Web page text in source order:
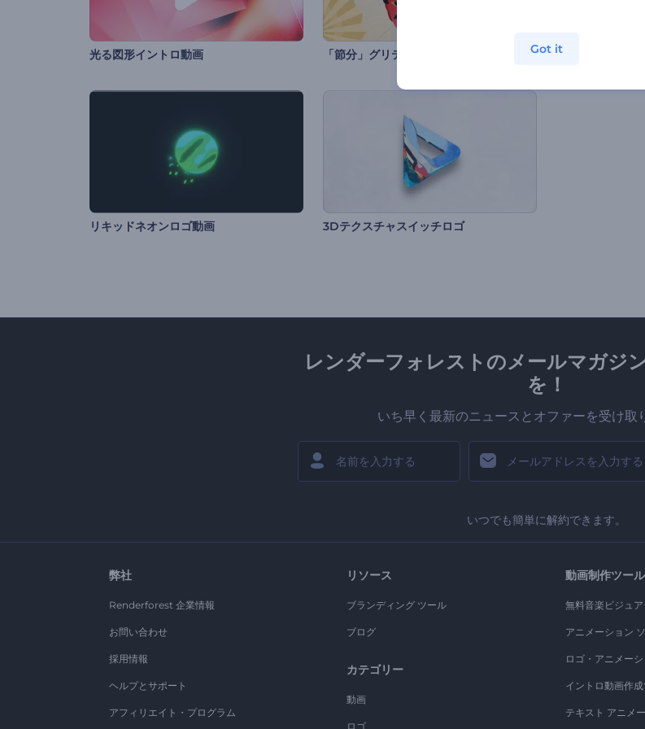
光る図形イントロ動画 「節分」グリティングアニメ
リキッドネオンロゴ動画 3Dテクスチャスイッチロゴ
レンダーフォレストのメールマガジ
を！
いち早く最新のニュースとオファーを受け取
いつでも簡単に解約できます。
弊社
Renderforest 企業情報
お問い合わせ
採用情報
ヘルプとサポート
アフィリエイト・プログラム
リソース
ブランディング ツール
ブログ
カテゴリー
動画
ロゴ
動画制作ツール
無料音楽ビジュ
アニメーション
ロゴ・アニメー
イントロ動画作
テキスト アニメ
Got it